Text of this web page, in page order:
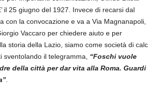
il 25 giugno del 1927. Invece di recarsi dal
con la convocazione e va a Via Magnanapoli,
Vaccaro per chiedere aiuto e per
storia della Lazio, siamo come società di
sventolando il telegramma, “Foschi vuole
della città per dar vita alla Roma. Guardi
.